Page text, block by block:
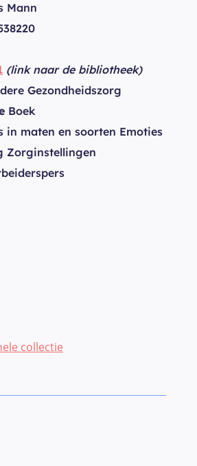
Mann
(link naar de bibliotheek)
Gezondheidszorg
Boek
in maten en soorten Emoties
Zorginstellingen
collectie